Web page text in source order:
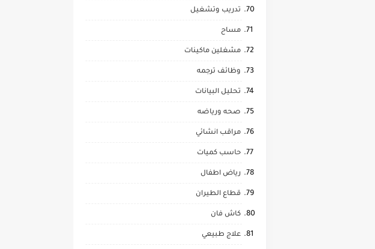
تدريب وتشغيل
مساح
مشغلين ماكينات
وظائف ترجمه
تحليل البيانات
صحه ورياضه
مراقب انشائي
حاسب كميات
رياض اطفال
قطاع الطيران
كاش فان
علاج طبيعي